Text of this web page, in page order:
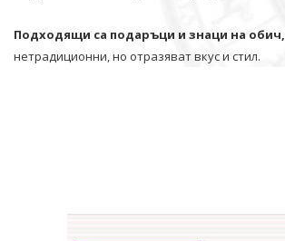
Подходящи са подаръци и знаци на обич,
нетрадиционни, но отразяват вкус и стил.